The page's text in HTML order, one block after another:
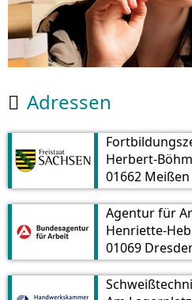
 Adressen
01662 Meißen
Agentur für
01069